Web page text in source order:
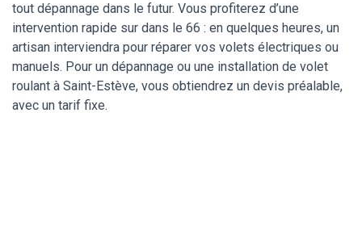
tout dépannage dans le futur. Vous profiterez d’une
intervention rapide sur dans le 66 : en quelques heures, un
artisan interviendra pour réparer vos volets électriques ou
manuels. Pour un dépannage ou une installation de volet
roulant à Saint-Estève, vous obtiendrez un devis préalable,
avec un tarif fixe.